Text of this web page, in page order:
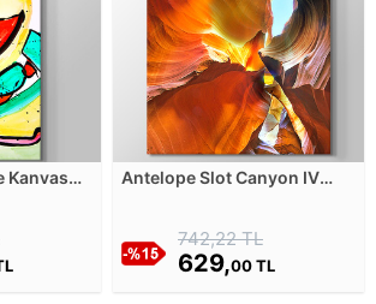
Kanvas
Antelope Slot Canyon IV
742,22 TL
629,00 TL